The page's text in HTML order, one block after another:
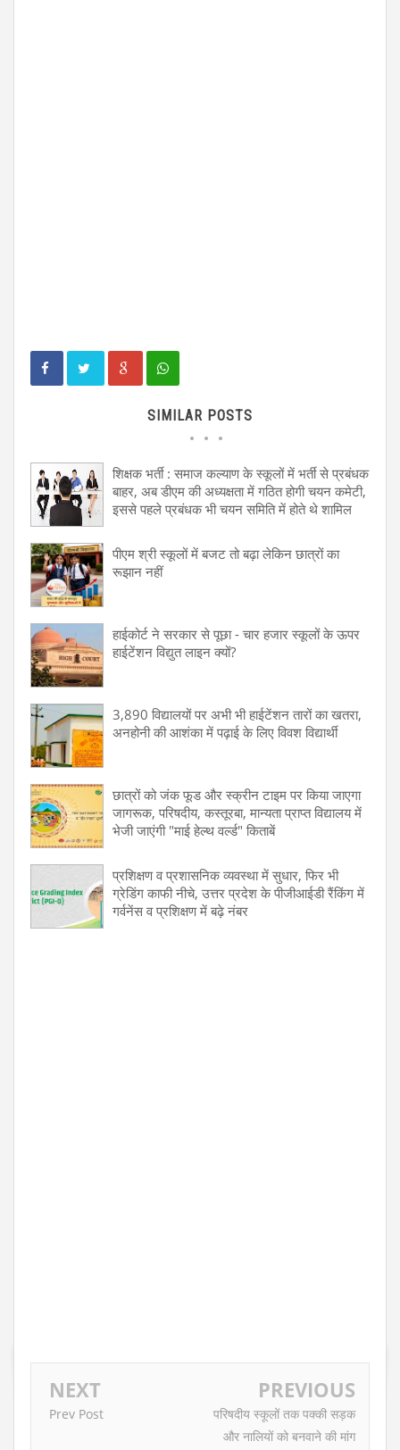
SIMILAR POSTS
शिक्षक भर्ती : समाज कल्याण के स्कूलों में भर्ती से प्रबंधक
बाहर, अब डीएम की अध्यक्षता में गठित होगी चयन कमेटी,
इससे पहले प्रबंधक भी चयन समिति में होते थे शामिल
पीएम श्री स्कूलों में बजट तो बढ़ा लेकिन छात्रों का
रूझान नहीं
हाईकोर्ट ने सरकार से पूछा - चार हजार स्कूलों के ऊपर
हाईटेंशन विद्युत लाइन क्यों?
3,890 विद्यालयों पर अभी भी हाईटेंशन तारों का खतरा,
अनहोनी की आशंका में पढ़ाई के लिए विवश विद्यार्थी
छात्रों को जंक फूड और स्क्रीन टाइम पर किया जाएगा
जागरूक, परिषदीय, कस्तूरबा, मान्यता प्राप्त विद्यालय में
भेजी जाएंगी "माई हेल्थ वर्ल्ड" किताबें
प्रशिक्षण व प्रशासनिक व्यवस्था में सुधार, फिर भी
ग्रेडिंग काफी नीचे, उत्तर प्रदेश के पीजीआईडी रैंकिंग में
गर्वनेंस व प्रशिक्षण में बढ़े नंबर
NEXT
Prev Post
PREVIOUS
परिषदीय स्कूलों तक पक्की सड़क
और नालियों को बनवाने की मांग